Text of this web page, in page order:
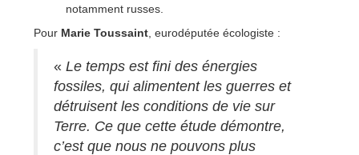
notamment russes.
Pour Marie Toussaint , eurodéputée écologiste :
« Le temps est fini des énergies
fossiles, qui alimentent les guerres et
détruisent les conditions de vie sur
Terre. Ce que cette étude démontre,
c’est que nous ne pouvons plus